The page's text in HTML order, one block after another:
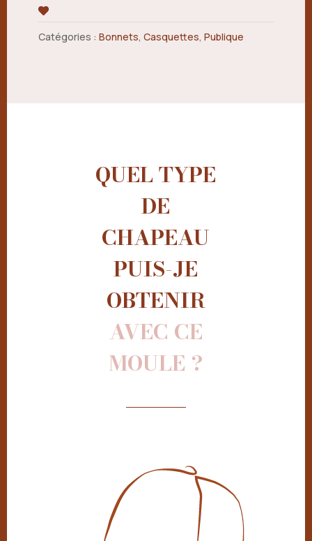
Catégories : Bonnets, Casquettes, Publique
QUEL TYPE
DE
CHAPEAU
PUIS-JE
OBTENIR
AVEC CE
MOULE ?